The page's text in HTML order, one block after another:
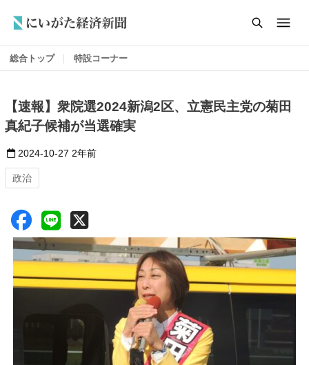
総合トップ 特設コーナー
【速報】衆院選2024新潟2区、立憲民主党の菊田
真紀子候補が当選確実
2024-10-27 2年前
政治